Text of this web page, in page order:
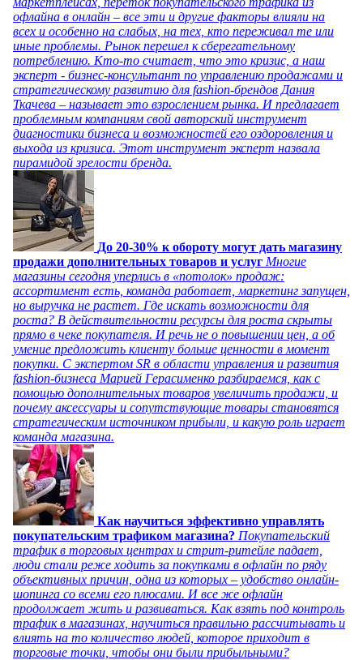
офлайна в онлайн – все эти и другие факторы влияли на
всех и особенно на слабых, на тех, кто переживал те или
иные проблемы. Рынок перешел к сберегательному
потреблению. Кто-то считает, что это кризис, а наш
эксперт - бизнес-консультант по управлению продажами и
стратегическому развитию для fashion-брендов Дания
Ткачева – называет это взрослением рынка. И предлагает
проблемным компаниям свой авторский инструмент
диагностики бизнеса и возможностей его оздоровления и
выхода из кризиса. Этот инструмент эксперт назвала
пирамидой зрелости бренда.
До 20-30% к обороту могут дать магазину
продажи дополнительных товаров и услуг Многие
магазины сегодня уперлись в «потолок» продаж:
ассортимент есть, команда работает, маркетинг запущен,
но выручка не растет. Где искать возможности для
роста? В действительности ресурсы для роста скрыты
прямо в чеке покупателя. И речь не о повышении цен, а об
умение предложить клиенту больше ценности в момент
покупки. С экспертом SR в области управления и развития
fashion-бизнеса Марией Герасименко разбираемся, как с
помощью дополнительных товаров увеличить продажи, и
почему аксессуары и сопутствующие товары становятся
стратегическим источником прибыли, и какую роль играет
команда магазина.
Как научиться эффективно управлять
покупательским трафиком магазина? Покупательский
трафик в торговых центрах и стрит-ритейле падает,
люди стали реже ходить за покупками в офлайн по ряду
объективных причин, одна из которых – удобство онлайн-
шопинга со всеми его плюсами. И все же офлайн
продолжает жить и развиваться. Как взять под контроль
трафик в магазинах, научиться правильно рассчитывать и
влиять на то количество людей, которое приходит в
торговые точки, чтобы они были прибыльными?